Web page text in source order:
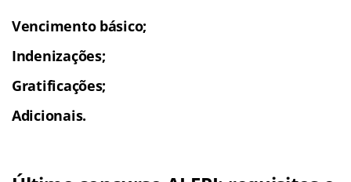
Vencimento básico;
Indenizações;
Gratificações;
Adicionais.